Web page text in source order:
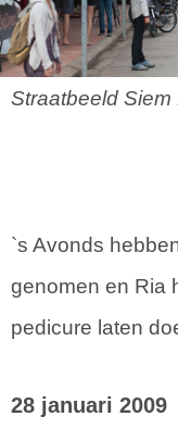
Straatbeeld Siem
`s Avonds
genomen en Ria
pedicure laten
28 januari 2009